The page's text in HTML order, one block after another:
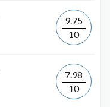
9.75
10
7.98
10